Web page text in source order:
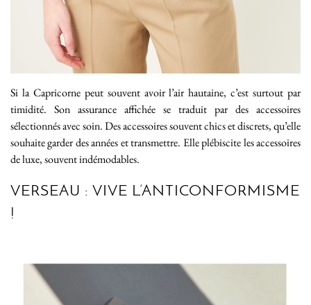
Si la Capricorne peut souvent avoir l’air hautaine, c’est surtout par
timidité. Son assurance affichée se traduit par des accessoires
sélectionnés avec soin. Des accessoires souvent chics et discrets, qu’elle
souhaite garder des années et transmettre. Elle plébiscite les accessoires
de luxe, souvent indémodables.
VERSEAU : VIVE L’ANTICONFORMISME
!